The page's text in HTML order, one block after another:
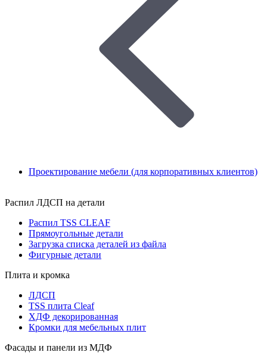
Проектирование мебели (для корпоративных клиентов)
Распил ЛДСП на детали
Распил TSS CLEAF
Прямоугольные детали
Загрузка списка деталей из файла
Фигурные детали
Плита и кромка
ЛДСП
TSS плита Cleaf
ХДФ декорированная
Кромки для мебельных плит
Фасады и панели из МДФ